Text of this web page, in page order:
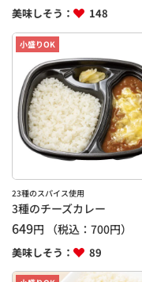
美味しそう： 148
小盛りOK
23種のスパイス使用
3種のチーズカレー
649円 （税込： 700円）
美味しそう： 89